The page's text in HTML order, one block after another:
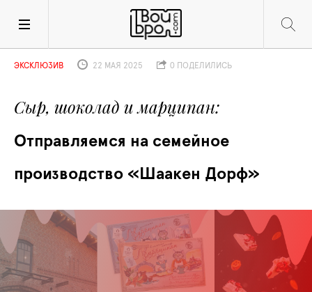
Сыр, шоколад и марципан
Отправляемся на семейное
производство «Шаакен Дорф»
ЭКСКЛЮЗИВ 22 МАЯ 2025 0 ПОДЕЛИЛИСЬ